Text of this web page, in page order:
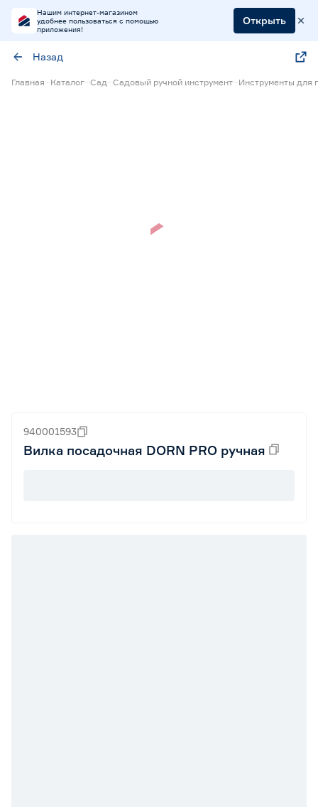
Нашим интернет-магазином
удобнее пользоваться с помощью
приложения!
Открыть
Назад
Главная Каталог Сад Садовый ручной инструмент Инструменты для
940001593
Вилка посадочная DORN PRO ручная